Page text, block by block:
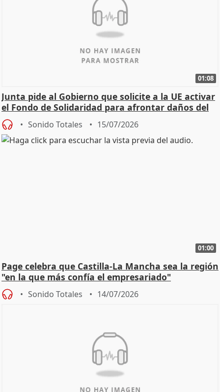
01:08
Junta pide al Gobierno que solicite a la UE activar
el Fondo de Solidaridad para afrontar daños del
Sonido Totales 15/07/2026
01:00
Page celebra que Castilla-La Mancha sea la región
"en la que más confía el empresariado"
Sonido Totales 14/07/2026